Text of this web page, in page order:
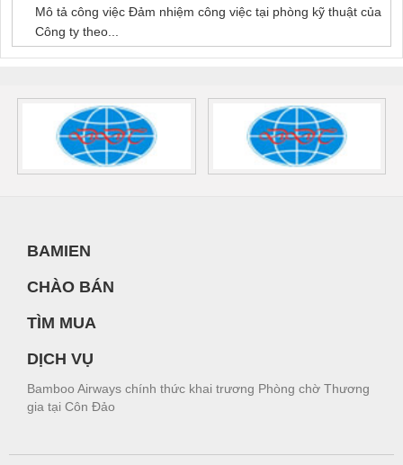
Mô tả công việc Đảm nhiệm công việc tại phòng kỹ thuật của
Công ty theo...
BAMIEN
CHÀO BÁN
TÌM MUA
DỊCH VỤ
Bamboo Airways chính thức khai trương Phòng chờ Thương
gia tại Côn Đảo